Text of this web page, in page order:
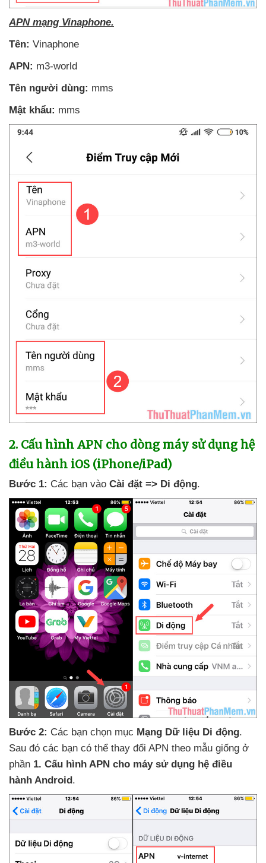
APN mạng Vinaphone.
Tên: Vinaphone
APN: m3-world
Tên người dùng: mms
Mật khẩu: mms
2. Cấu hình APN cho dòng máy sử dụng hệ
điều hành iOS (iPhone/iPad)
Bước 1: Các bạn vào Cài đặt => Di động.
Bước 2: Các bạn chọn mục Mạng Dữ liệu Di động.
Sau đó các bạn có thể thay đổi APN theo mẫu giống ở
phần 1. Cấu hình APN cho máy sử dụng hệ điều
hành Android .